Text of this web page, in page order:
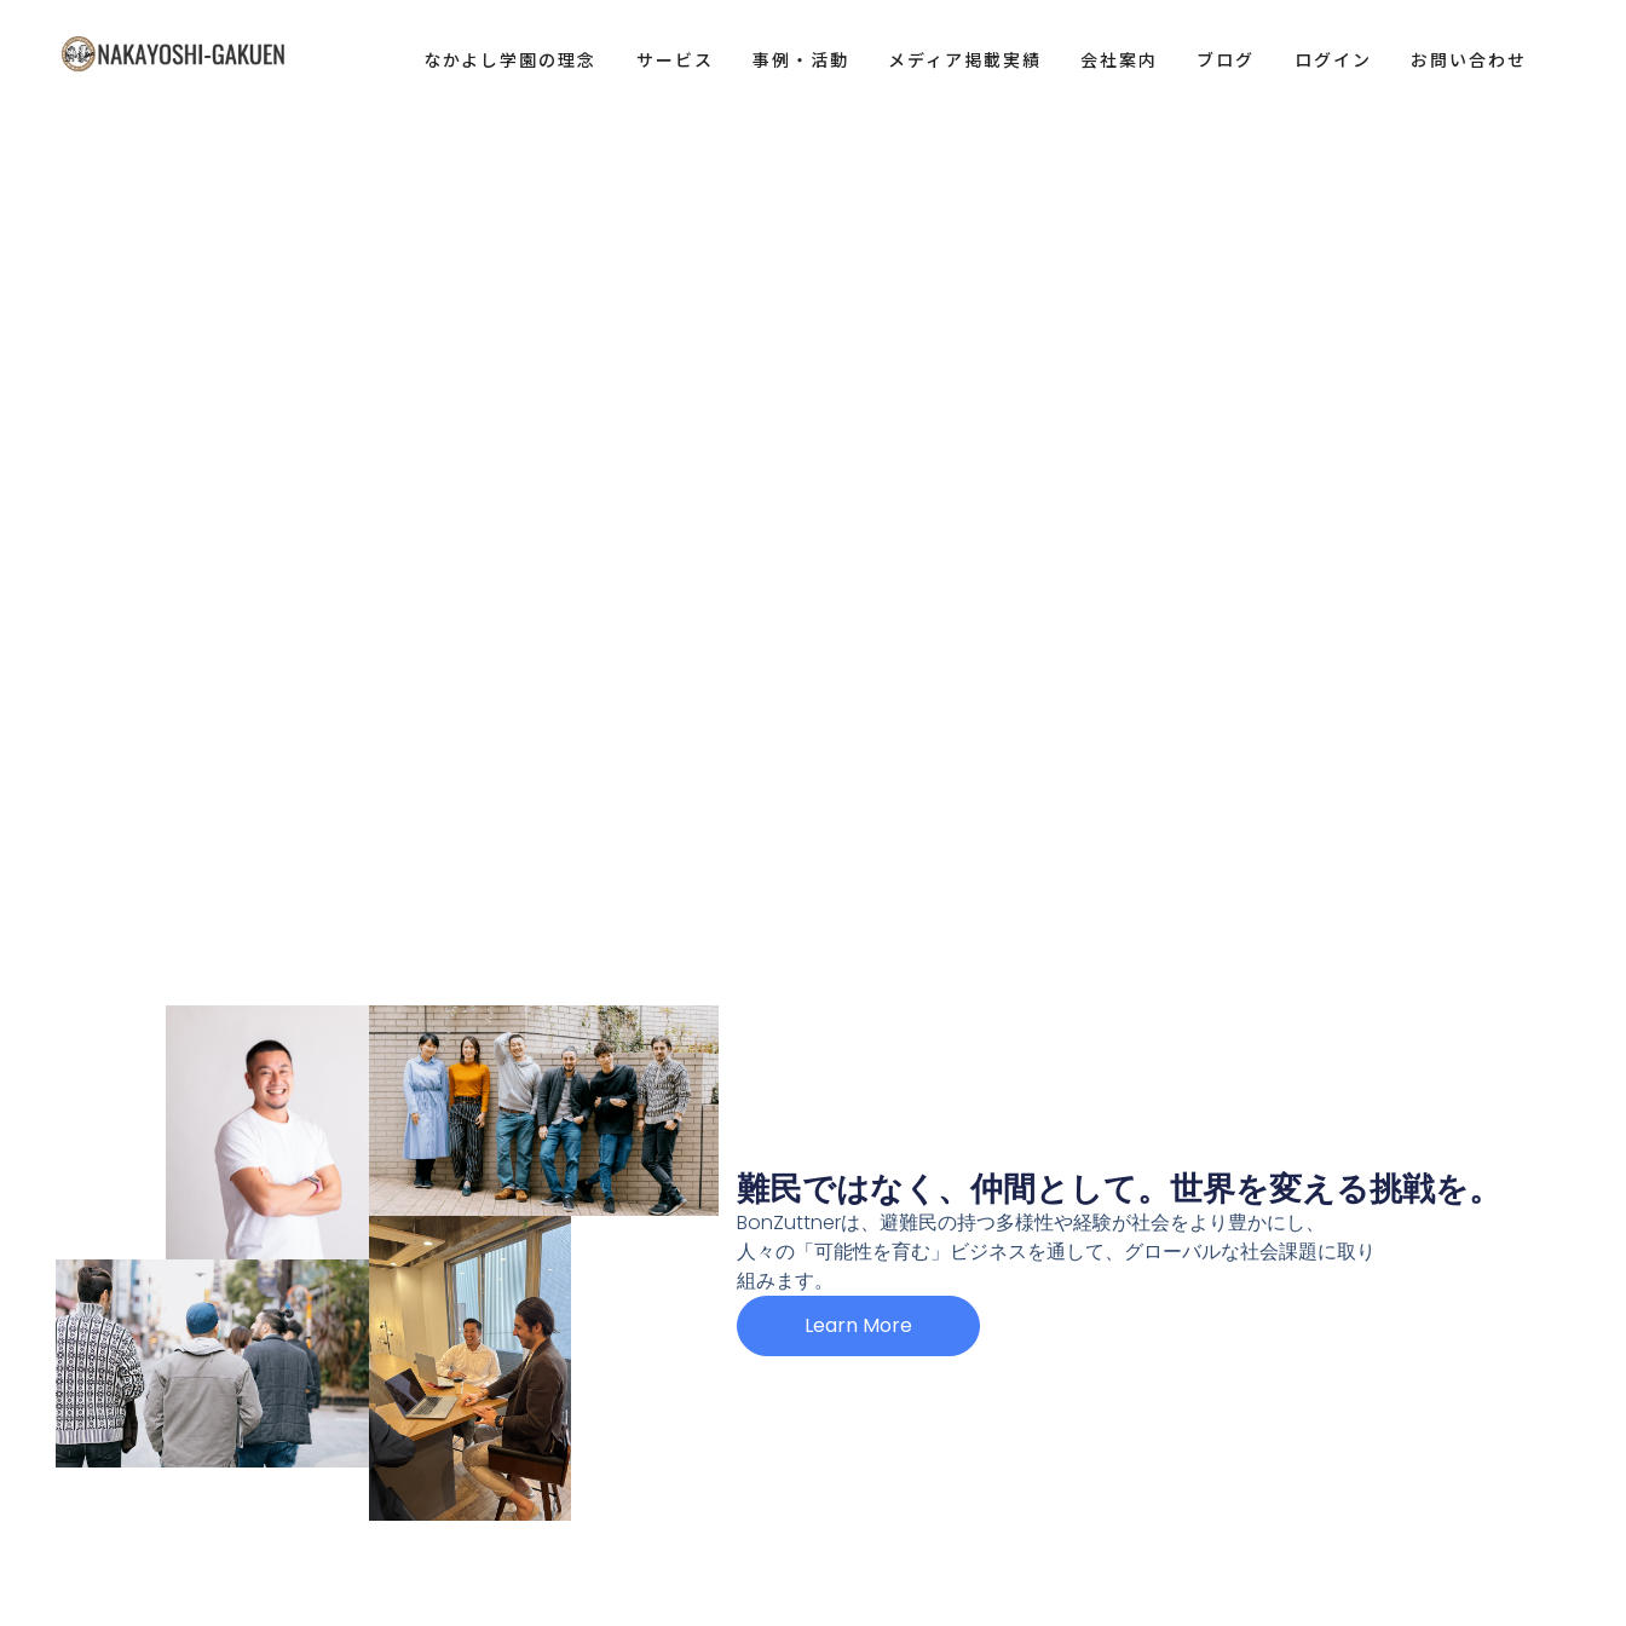
なかよし学園の理念 サービス 事例・活動 メディア掲載実績 会社案内 ブログ ログイン お問い合わせ
なかよし学園の理念 サービス 事例・活動 メディア掲載実績 会社案内 ブログ ログイン お問い合わせ
難民ではなく、仲間として。世界を変える挑戦を。
BonZuttnerは、避難民の持つ多様性や経験が社会をより豊かにし、
人々の「可能性を育む」ビジネスを通して、グローバルな社会課題に取り
組みます。
Learn More